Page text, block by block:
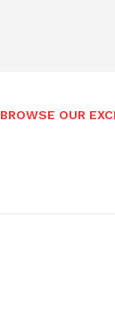
BROWSE OUR